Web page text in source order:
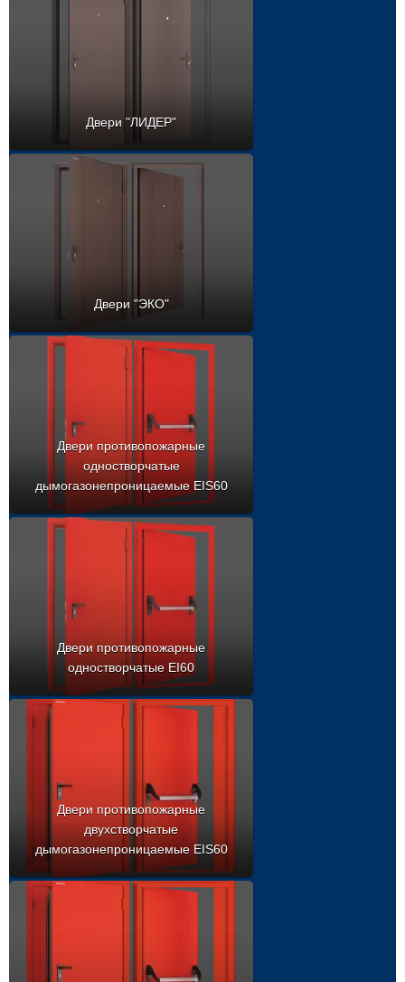
Двери "ЛИДЕР"
Двери "ЭКО"
Двери противопожарные
одностворчатые
дымогазонепроницаемые EIS60
Двери противопожарные
одностворчатые EI60
Двери противопожарные
двухстворчатые
дымогазонепроницаемые EIS60